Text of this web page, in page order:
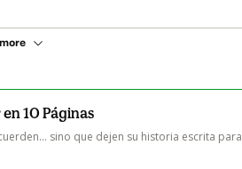
10 Páginas
sino que dejen su historia escrita para